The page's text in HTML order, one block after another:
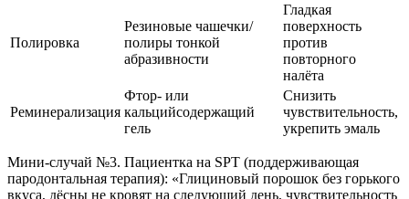
Полировка
Резиновые чашечки/
полиры тонкой
абразивности
Гладкая
поверхность
против
повторного
налёта
Реминерализация
Фтор- или
кальцийсодержащий
гель
Снизить
чувствительность,
укрепить эмаль
Мини-случай №3. Пациентка на SPT (поддерживающая
пародонтальная терапия): «Глициновый порошок без горького
вкуса, дёсны не кровят на следующий день, чувствительность